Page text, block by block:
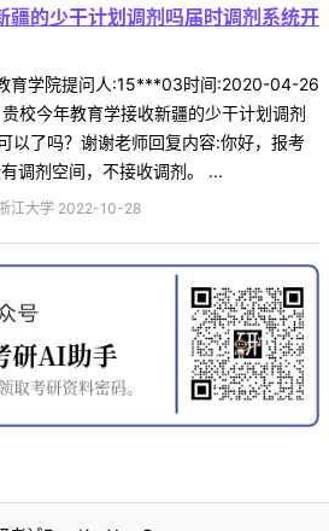
疆的少干计划调剂吗届时调剂系统开
育学院提问人:15***03时间:2020-04-26
校今年教育学接收新疆的少干计划调剂
以了吗？谢谢老师回复内容:你好，报考
调剂空间，不接收调剂。 ...
江大学 2022-10-28